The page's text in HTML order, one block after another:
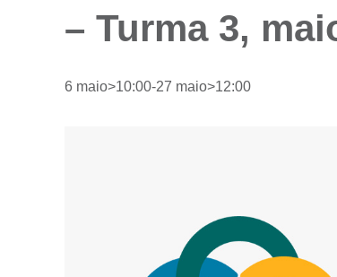
– Turma 3,
6 maio>10:00-27 maio>12:00